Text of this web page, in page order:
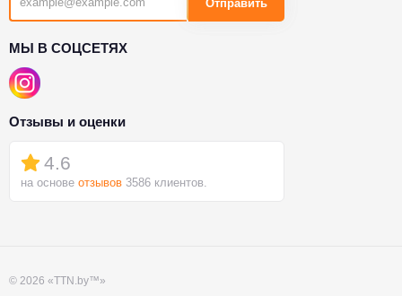
Отправить
МЫ В СОЦСЕТЯХ
Отзывы и оценки
4.6
на основе отзывов 3586 клиентов.
© 2026 «TTN.by™»